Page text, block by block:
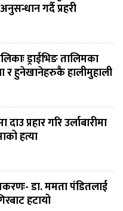
गर्दै प्रहरी
ड्राईभिङ तालिमका
र हुनेखानेहरुकै हालीमुहाली
प्रहार गरि उर्लाबारीमा
हत्या
डा. ममता पंडितलाई
हटायो